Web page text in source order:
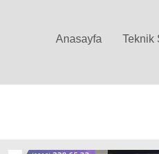
Anasayfa Teknik